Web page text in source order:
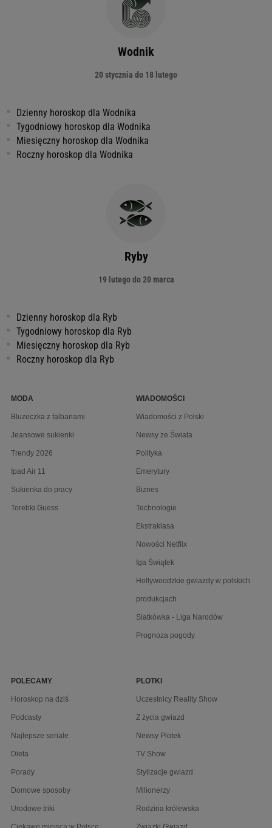
Wodnik
20 stycznia do 18 lutego
Dzienny horoskop dla Wodnika
Tygodniowy horoskop dla Wodnika
Miesięczny horoskop dla Wodnika
Roczny horoskop dla Wodnika
Ryby
19 lutego do 20 marca
Dzienny horoskop dla Ryb
Tygodniowy horoskop dla Ryb
Miesięczny horoskop dla Ryb
Roczny horoskop dla Ryb
MODA
Bluzeczka z falbanami
Jeansowe sukienki
Trendy 2026
Ipad Air 11
Sukienka do pracy
Torebki Guess
WIADOMOŚCI
Wiadomości z Polski
Newsy ze Świata
Polityka
Emerytury
Biznes
Technologie
Ekstraklasa
Nowości Netflix
Iga Świątek
Hollywoodzkie gwiazdy w polskich
produkcjach
Siatkówka - Liga Narodów
Prognoza pogody
POLECAMY
Horoskop na dziś
Podcasty
Najlepsze seriale
Dieta
Porady
Domowe sposoby
Urodowe triki
PLOTKI
Uczestnicy Reality Show
Z życia gwiazd
Newsy Plotek
TV Show
Stylizacje gwiazd
Milionerzy
Rodzina królewska